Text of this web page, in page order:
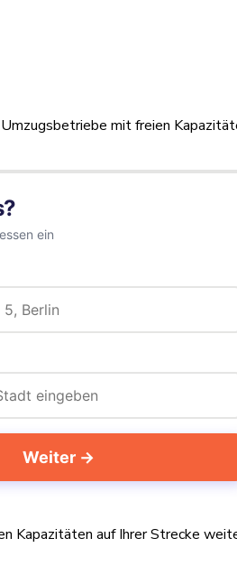
mit freien
auf Ihrer Strecke